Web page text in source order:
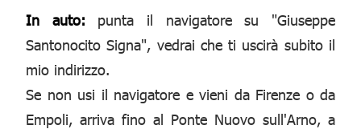
In auto: punta il navigatore su "Giuseppe
Santonocito Signa", vedrai che ti uscirà subito il
mio indirizzo.
Se non usi il navigatore e vieni da Firenze o da
Empoli, arriva fino al Ponte Nuovo sull'Arno, a